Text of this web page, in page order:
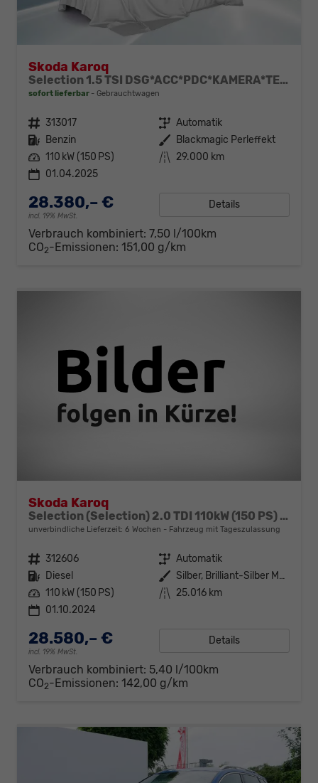
Skoda Karoq
Selection 1.5 TSI DSG*ACC*PDC*KAMERA*TEMPOMAT*LED*SMARTLINK*KLIMA*RADIO*17-ZOLL
sofort lieferbar Gebrauchtwagen
Fahrzeugnr. 313017 Getriebe Automatik
Kraftstoff Benzin Außenfarbe Blackmagic Perleffekt
Leistung 110 kW (150 PS) Kilometerstand 29.000 km
01.04.2025
28.380,– €
incl. 19% MwSt.
Details
Verbrauch kombiniert: 7,50 l/100km
CO2-Emissionen: 151,00 g/km
Skoda Karoq
Selection (Selection) 2.0 TDI 110kW (150 PS) 7-Gang DSG
unverbindliche Lieferzeit: 6 Wochen Fahrzeug mit Tageszulassung
Fahrzeugnr. 312606 Getriebe Automatik
Kraftstoff Diesel Außenfarbe
Silber, Brilliant-Silber Metallic (8E)
Leistung 110 kW (150 PS) Kilometerstand 25.016 km
01.10.2024
28.580,– €
incl. 19% MwSt.
Details
Verbrauch kombiniert: 5,40 l/100km
CO2-Emissionen: 142,00 g/km